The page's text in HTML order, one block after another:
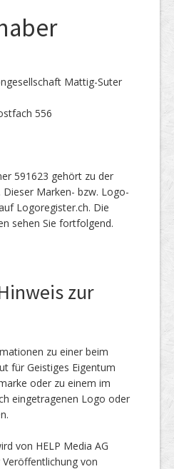
Mattig-Suter
556
591623 gehört zu der
Marken- bzw. Logo-
Logoregister.ch. Die
sehen Sie fortfolgend.
zur
zu einer beim
für Geistiges Eigentum
oder zu einem im
eingetragenen Logo oder
von HELP Media AG
von